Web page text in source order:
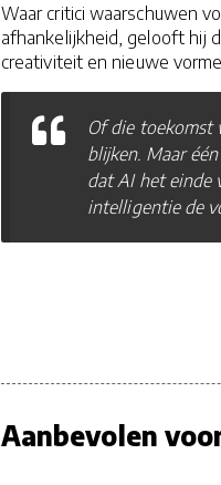
Waar critici waarschuwen
afhankelijkheid, gelooft hij
creativiteit en nieuwe
Of die toekomst
blijken. Maar
dat AI het einde
intelligentie de
Aanbevolen